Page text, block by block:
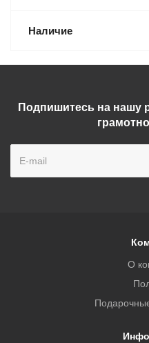
Наличие
Подпишитесь на нашу
О